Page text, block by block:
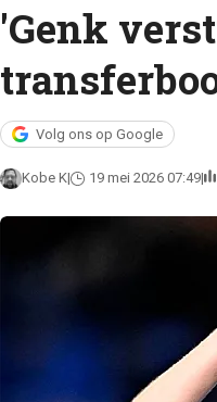
'Genk
Volg ons op Google
Kobe K 19 mei 2026 07:49